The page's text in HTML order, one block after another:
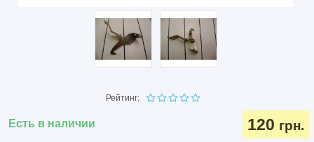
Рейтинг:
Есть в наличии 120 грн.